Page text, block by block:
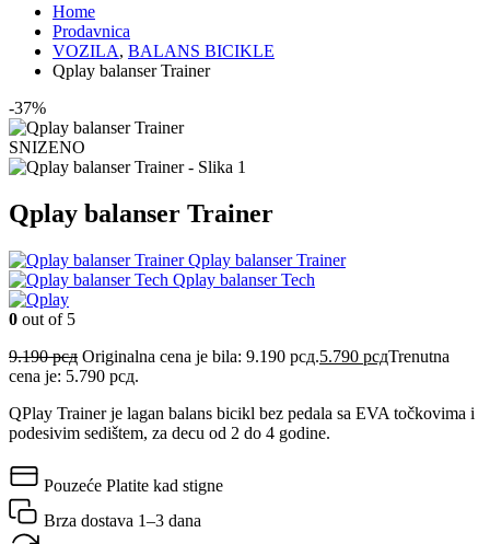
Home
Prodavnica
VOZILA, BALANS BICIKLE
Qplay balanser Trainer
-37%
SNIZENO
Qplay balanser Trainer
Qplay balanser Trainer
Qplay balanser Tech
0 out of 5
9.190рсд Originalna cena je bila: 9.190 рсд.5.790 рсдTrenutna
cena je: 5.790 рсд.
QPlay Trainer je lagan balans bicikl bez pedala sa EVA točkovima i
podesivim sedištem, za decu od 2 do 4 godine.
Pouzeće Platite kad stigne
Brza dostava 1–3 dana